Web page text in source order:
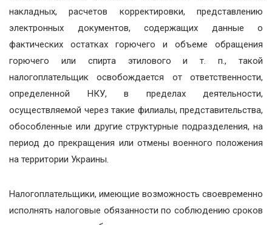
накладных, расчетов корректировки, представлению
электронных документов, содержащих данные о
фактических остатках горючего и объеме обращения
горючего или спирта этилового и т. п., такой
налогоплательщик освобождается от ответственности,
определенной НКУ, в пределах деятельности,
осуществляемой через такие филиалы, представительства,
обособленные или другие структурные подразделения, на
период до прекращения или отмены военного положения
на территории Украины.
Налогоплательщики, имеющие возможность своевременно
исполнять налоговые обязанности по соблюдению сроков